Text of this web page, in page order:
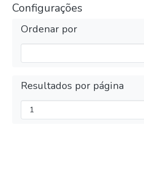
Configurações
Ordenar por
Resultados por página